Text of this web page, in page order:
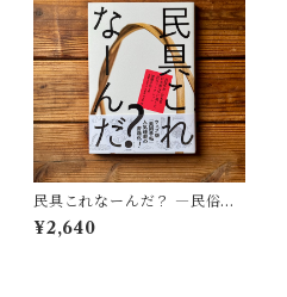
民具これなーんだ？ ―民俗学
者・宮本常一が美術大学に遺
した民具コレクション | 加藤幸
¥2,640